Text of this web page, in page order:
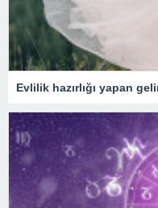
Evlilik hazırlığı yapan